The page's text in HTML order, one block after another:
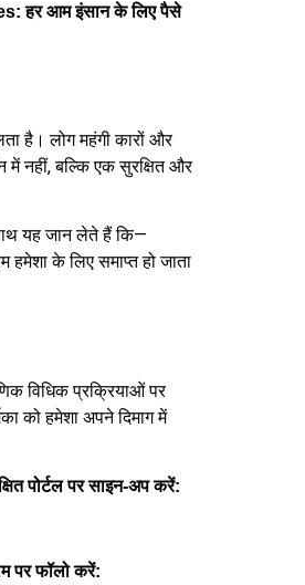
हर आम इंसान के लिए पैसे
है। लोग महंगी कारों और
नहीं, बल्कि एक सुरक्षित और
यह जान लेते हैं कि—
के लिए समाप्त हो जाता
विधिक प्रक्रियाओं पर
को हमेशा अपने दिमाग में
पोर्टल पर साइन-अप करें:
पर फॉलो करें: